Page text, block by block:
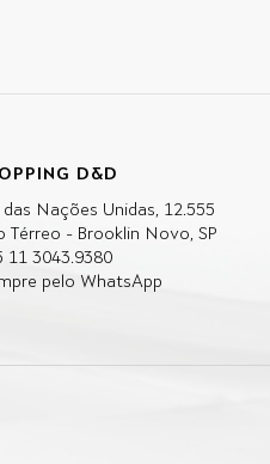
D&D
das Nações Unidas, 12.555
Térreo - Brooklin Novo, SP
11 3043.9380
pelo WhatsApp